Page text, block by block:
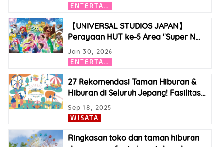
E
NTERTAINMENT
【UNIVERSAL STUDIOS JAPAN】
Perayaan HUT ke-5 Area "Super N…
E
NTERTAINMENT
Jan 30, 2026
27 Rekomendasi Taman Hiburan &
Hiburan di Seluruh Jepang! Fasilitas…
WISATA
Sep 18, 2025
Ringkasan toko dan taman hiburan